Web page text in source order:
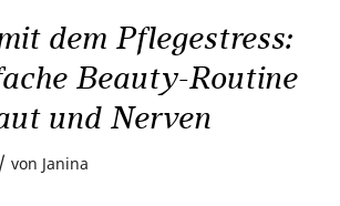
dem Pflegestress:
Beauty-Routine
und Nerven
/ von Janina